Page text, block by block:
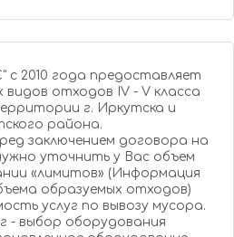
2010 года предоставляет
видов отходов IV - V класса
г. Иркутска и
района.
заключением договора на
уточнить у Вас объем
«лимитов» (Информация
образуемых отходов)
услуг по вывозу мусора.
- выбор оборудования